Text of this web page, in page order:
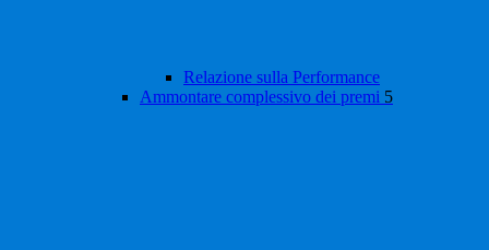
Relazione sulla Performance
Ammontare complessivo dei premi 5